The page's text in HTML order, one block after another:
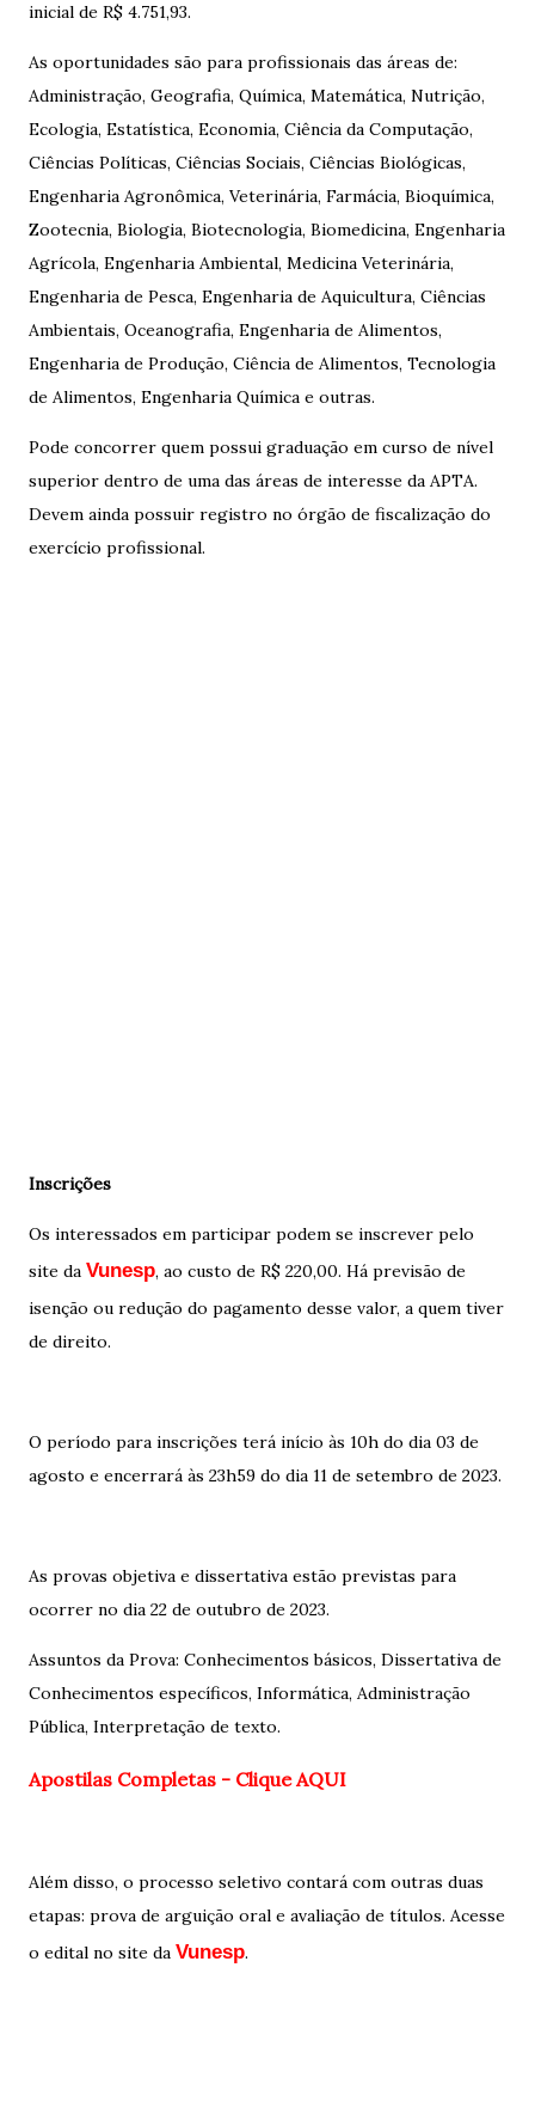
inicial de R$ 4.751,93.
As oportunidades são para profissionais das áreas de:
Administração, Geografia, Química, Matemática, Nutrição,
Ecologia, Estatística, Economia, Ciência da Computação,
Ciências Políticas, Ciências Sociais, Ciências Biológicas,
Engenharia Agronômica, Veterinária, Farmácia, Bioquímica,
Zootecnia, Biologia, Biotecnologia, Biomedicina, Engenharia
Agrícola, Engenharia Ambiental, Medicina Veterinária,
Engenharia de Pesca, Engenharia de Aquicultura, Ciências
Ambientais, Oceanografia, Engenharia de Alimentos,
Engenharia de Produção, Ciência de Alimentos, Tecnologia
de Alimentos, Engenharia Química e outras.
Pode concorrer quem possui graduação em curso de nível
superior dentro de uma das áreas de interesse da APTA.
Devem ainda possuir registro no órgão de fiscalização do
exercício profissional.
Inscrições
Os interessados em participar podem se inscrever pelo
site da Vunesp, ao custo de R$ 220,00. Há previsão de
isenção ou redução do pagamento desse valor, a quem tiver
de direito.
O período para inscrições terá início às 10h do dia 03 de
agosto e encerrará às 23h59 do dia 11 de setembro de 2023.
As provas objetiva e dissertativa estão previstas para
ocorrer no dia 22 de outubro de 2023.
Assuntos da Prova: Conhecimentos básicos, Dissertativa de
Conhecimentos específicos, Informática, Administração
Pública, Interpretação de texto.
Apostilas Completas - Clique AQUI
Além disso, o processo seletivo contará com outras duas
etapas: prova de arguição oral e avaliação de títulos. Acesse
o edital no site da Vunesp.